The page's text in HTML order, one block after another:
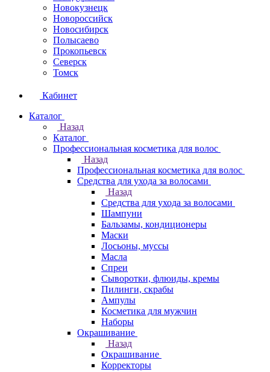
Новокузнецк
Новороссийск
Новосибирск
Полысаево
Прокопьевск
Северск
Томск
Кабинет
Каталог
Назад
Каталог
Профессиональная косметика для волос
Назад
Профессиональная косметика для волос
Средства для ухода за волосами
Назад
Средства для ухода за волосами
Шампуни
Бальзамы, кондиционеры
Маски
Лосьоны, муссы
Масла
Спреи
Сыворотки, флюиды, кремы
Пилинги, скрабы
Ампулы
Косметика для мужчин
Наборы
Окрашивание
Назад
Окрашивание
Корректоры